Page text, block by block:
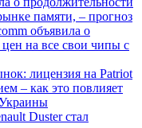
памяти, – прогноз
объявила о
на все свои чипы с
лицензия на Patriot
– как это повлияет
Duster стал